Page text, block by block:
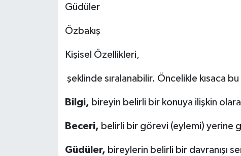
Güdüler
Özbakış
Kişisel Özellikleri,
şeklinde sıralanabilir. Öncelikle kısaca
Bilgi, bireyin belirli bir konuya ilişkin
Beceri, belirli bir görevi (eylemi) yerine
Güdüler, bireylerin belirli bir davranışı
TEKNOLOJİ